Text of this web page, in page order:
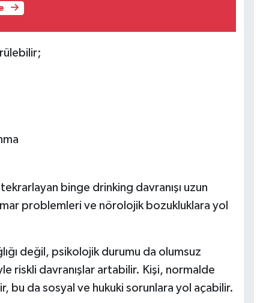
binge drinking davranışı uzun
problemleri ve nörolojik bozukluklara yol
değil, psikolojik durumu da olumsuz
riskli davranışlar artabilir. Kişi, normalde
bu da sosyal ve hukuki sorunlara yol açabilir.